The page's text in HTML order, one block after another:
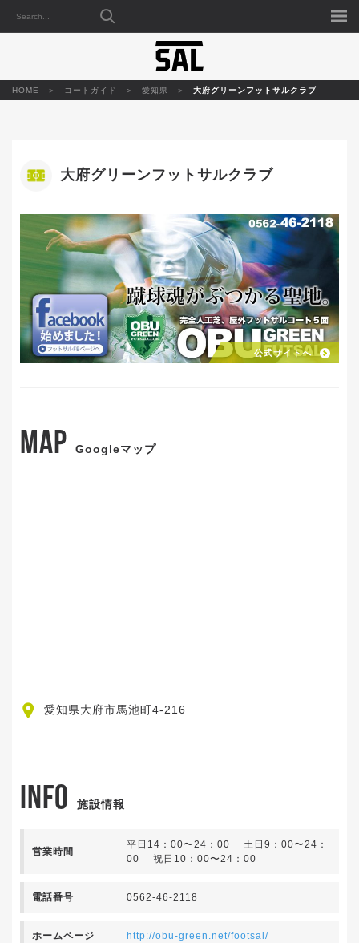
HOME コートガイド 愛知県 大府グリーンフットサルクラブ
大府グリーンフットサルクラブ
公式サイトへ
MAP Googleマップ
愛知県大府市馬池町4-216
INFO 施設情報
営業時間
平日14：00〜24：00 土日9：00〜24：
00 祝日10：00〜24：00
電話番号 0562-46-2118
ホームページ http://obu-green.net/footsal/